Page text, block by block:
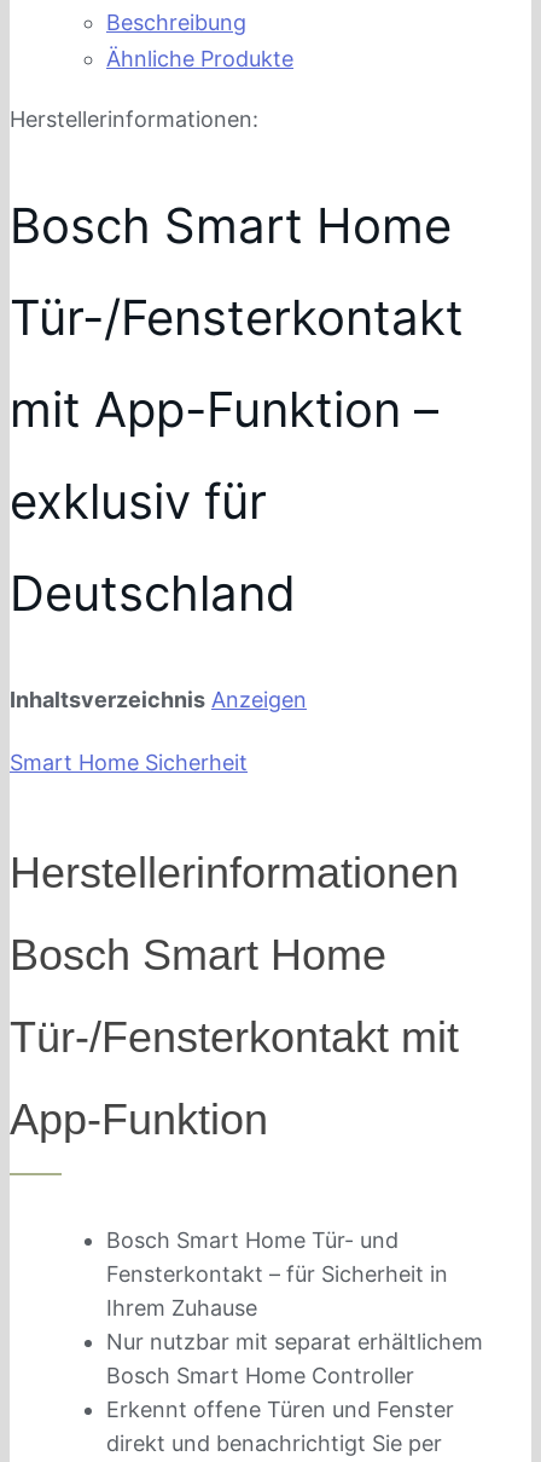
Beschreibung
Ähnliche Produkte
Herstellerinformationen:
Bosch Smart Home
Tür-/Fensterkontakt
mit App-Funktion –
exklusiv für
Deutschland
Inhaltsverzeichnis Anzeigen
Smart Home Sicherheit
Herstellerinformationen
Bosch Smart Home
Tür-/Fensterkontakt mit
App-Funktion
Bosch Smart Home Tür- und
Fensterkontakt – für Sicherheit in
Ihrem Zuhause
Nur nutzbar mit separat erhältlichem
Bosch Smart Home Controller
Erkennt offene Türen und Fenster
direkt und benachrichtigt Sie per